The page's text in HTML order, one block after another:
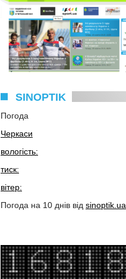
SINOPTIK
Погода
Черкаси
вологість:
тиск:
вітер:
Погода на 10 днів від sinoptik.ua